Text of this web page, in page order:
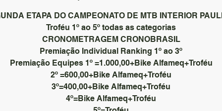
ETAPA DO CAMPEONATO DE MTB INTERIOR
Troféu 1º ao 5º todas as categorias
CRONOMETRAGEM CRONOBRASIL
Premiação Individual Ranking 1º ao 3º
Premiação Equipes 1º =1.000,00+Bike Alfameq+Troféu
2º =600,00+Bike Alfameq+Troféu
3º=400,00+Bike Alfameq+Troféu
4º=Bike Alfameq+Troféu